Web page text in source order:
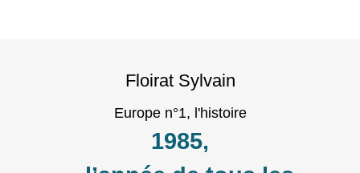
Floirat Sylvain
Europe n°1, l'histoire
1985,